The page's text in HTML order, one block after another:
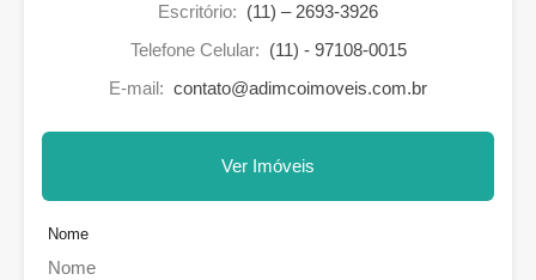
Escritório: (11) – 2693-3926
Telefone Celular: (11) - 97108-0015
E-mail: contato@adimcoimoveis.com.br
Ver Imóveis
Nome